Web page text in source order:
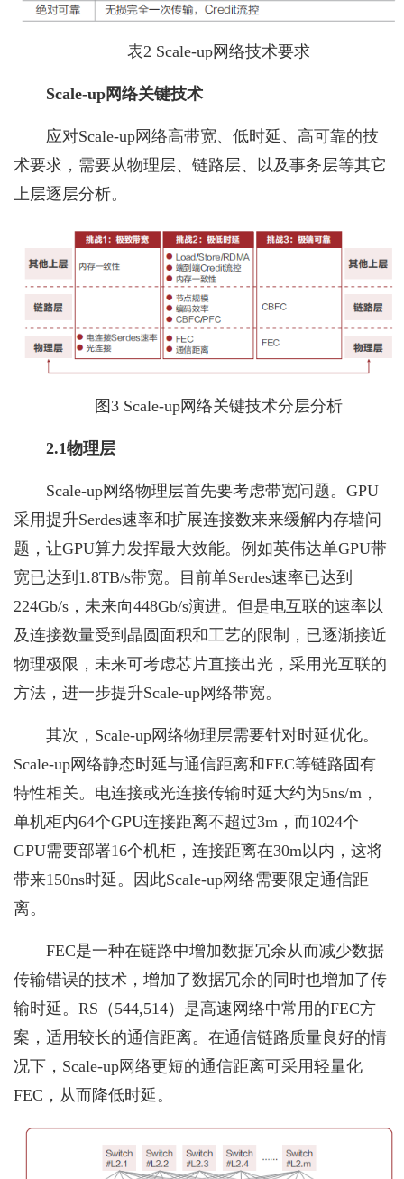
表2 Scale-up网络技术要求
Scale-up网络关键技术
应对Scale-up网络高带宽、低时延、高可靠的技
术要求，需要从物理层、链路层、以及事务层等其它
上层逐层分析。
图3 Scale-up网络关键技术分层分析
2.1物理层
Scale-up网络物理层首先要考虑带宽问题。GPU
采用提升Serdes速率和扩展连接数来来缓解内存墙问
题，让GPU算力发挥最大效能。例如英伟达单GPU带
宽已达到1.8TB/s带宽。目前单Serdes速率已达到
224Gb/s，未来向448Gb/s演进。但是电互联的速率以
及连接数量受到晶圆面积和工艺的限制，已逐渐接近
物理极限，未来可考虑芯片直接出光，采用光互联的
方法，进一步提升Scale-up网络带宽。
其次，Scale-up网络物理层需要针对时延优化。
Scale-up网络静态时延与通信距离和FEC等链路固有
特性相关。电连接或光连接传输时延大约为5ns/m，
单机柜内64个GPU连接距离不超过3m，而1024个
GPU需要部署16个机柜，连接距离在30m以内，这将
带来150ns时延。因此Scale-up网络需要限定通信距
离。
FEC是一种在链路中增加数据冗余从而减少数据
传输错误的技术，增加了数据冗余的同时也增加了传
输时延。RS（544,514）是高速网络中常用的FEC方
案，适用较长的通信距离。在通信链路质量良好的情
况下，Scale-up网络更短的通信距离可采用轻量化
FEC，从而降低时延。